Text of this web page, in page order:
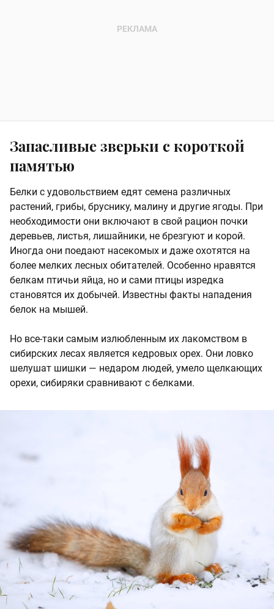
Запасливые зверьки с короткой
памятью
Белки с удовольствием едят семена различных
растений, грибы, бруснику, малину и другие ягоды. При
необходимости они включают в свой рацион почки
деревьев, листья, лишайники, не брезгуют и корой.
Иногда они поедают насекомых и даже охотятся на
более мелких лесных обитателей. Особенно нравятся
белкам птичьи яйца, но и сами птицы изредка
становятся их добычей. Известны факты нападения
белок на мышей.
Но все-таки самым излюбленным их лакомством в
сибирских лесах является кедровых орех. Они ловко
шелушат шишки — недаром людей, умело щелкающих
орехи, сибиряки сравнивают с белками.